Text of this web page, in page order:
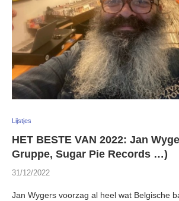
Lijstjes
HET BESTE VAN 2022: Jan
Gruppe, Sugar Pie Records …)
31/12/2022
Jan Wygers voorzag al heel wat Belgische